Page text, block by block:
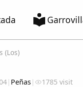
(Los)
| Peñas| 1785 visit